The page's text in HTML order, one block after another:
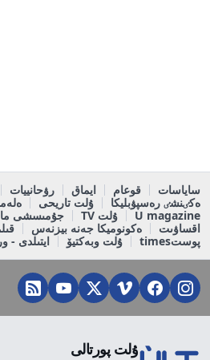
ساياسات قوعام ايماق رۋحانييات
ەكٸنشٸ رەسپۋبليكا
ۇلت تاريحى
U magazine
ۇلت TV
جۇمىسشى
اقساۋىت
ەكونوميكا جەنە بيزنەس
پوستtimes
ۇلت وبەكتيۆ ايتىلدى -
ۇلت پورتالى